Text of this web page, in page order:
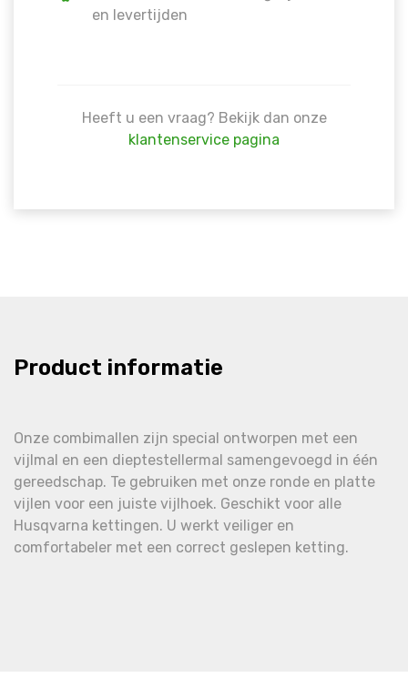
en levertijden
Heeft u een vraag? Bekijk dan onze
klantenservice pagina
Product informatie
Onze combimallen zijn special ontworpen met een
vijlmal en een dieptestellermal samengevoegd in één
gereedschap. Te gebruiken met onze ronde en platte
vijlen voor een juiste vijlhoek. Geschikt voor alle
Husqvarna kettingen. U werkt veiliger en
comfortabeler met een correct geslepen ketting.